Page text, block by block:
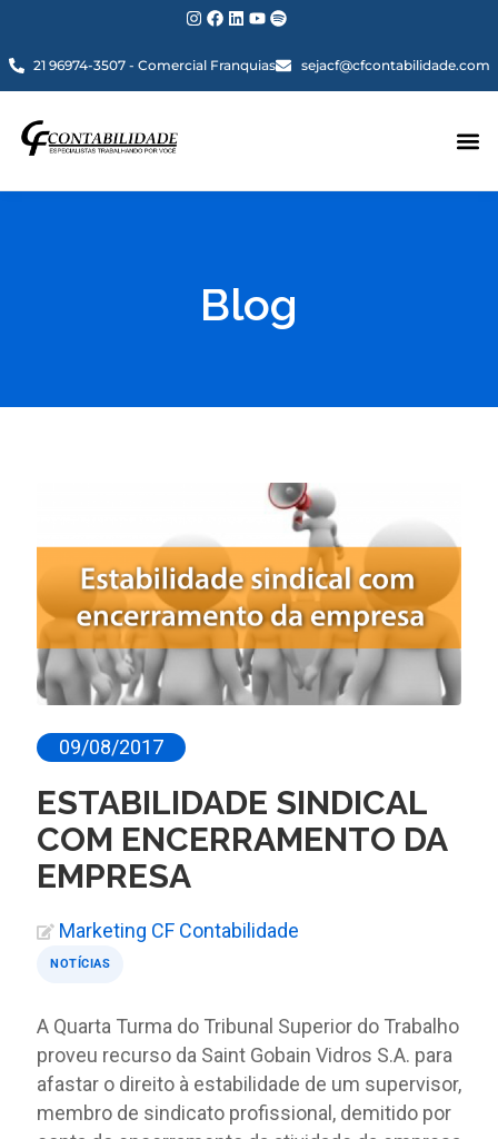
21 96974-3507 - Comercial Franquias sejacf@cfcontabilidade.com
Blog
09/08/2017
ESTABILIDADE SINDICAL
COM ENCERRAMENTO DA
EMPRESA
Marketing CF Contabilidade
NOTÍCIAS
A Quarta Turma do Tribunal Superior do Trabalho
proveu recurso da Saint Gobain Vidros S.A. para
afastar o direito à estabilidade de um supervisor,
membro de sindicato profissional, demitido por